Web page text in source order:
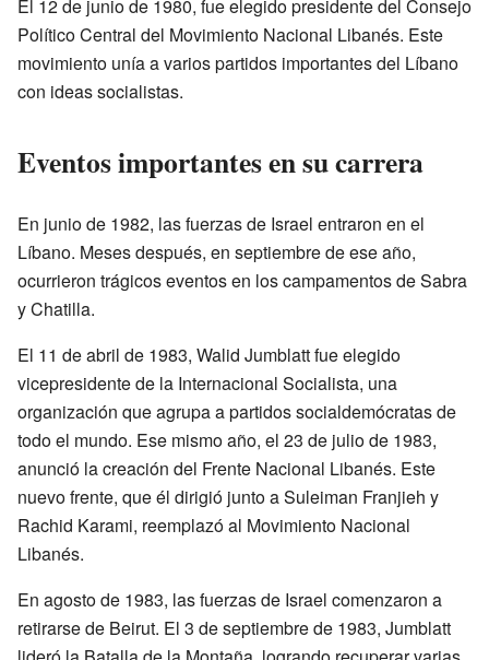
El 12 de junio de 1980, fue elegido presidente del Consejo
Político Central del Movimiento Nacional Libanés. Este
movimiento unía a varios partidos importantes del Líbano
con ideas socialistas.
Eventos importantes en su carrera
En junio de 1982, las fuerzas de Israel entraron en el
Líbano. Meses después, en septiembre de ese año,
ocurrieron trágicos eventos en los campamentos de Sabra
y Chatilla.
El 11 de abril de 1983, Walid Jumblatt fue elegido
vicepresidente de la Internacional Socialista, una
organización que agrupa a partidos socialdemócratas de
todo el mundo. Ese mismo año, el 23 de julio de 1983,
anunció la creación del Frente Nacional Libanés. Este
nuevo frente, que él dirigió junto a Suleiman Franjieh y
Rachid Karami, reemplazó al Movimiento Nacional
Libanés.
En agosto de 1983, las fuerzas de Israel comenzaron a
retirarse de Beirut. El 3 de septiembre de 1983, Jumblatt